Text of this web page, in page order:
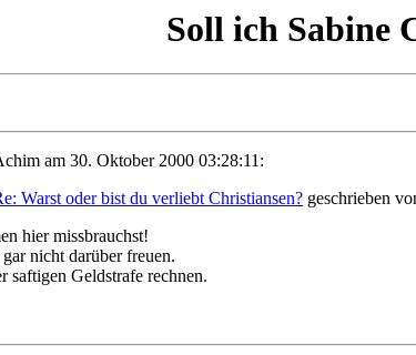
Soll ich Sabine
am 30. Oktober 2000 03:28:11:
Warst oder bist du verliebt Christiansen? geschrieben
hier missbrauchst!
nicht darüber freuen.
saftigen Geldstrafe rechnen.